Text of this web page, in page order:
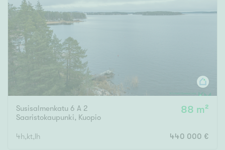
Susisalmenkatu 6 A 2
Saaristokaupunki, Kuopio
88 m²
4h,kt,lh 440 000 €